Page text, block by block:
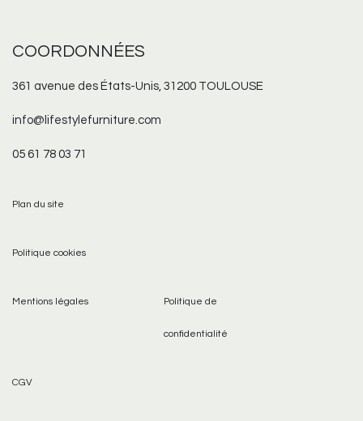
COORDONNÉES
361 avenue des États-Unis, 31200 TOULOUSE
info@lifestylefurniture.com
05 61 78 03 71
Plan du site
Politique cookies
Mentions légales Politique de
confidentialité
CGV